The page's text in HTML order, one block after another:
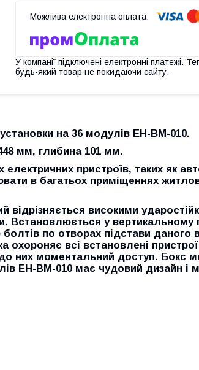
У компанії підключені електронні платежі.
будь-який товар не покидаючи сайту.
на 36 модулів EH-BM-010.
мм, глибина 101 мм.
пристроїв, таких як
в багатьох приміщеннях
високими
Встановлюється у вертикальному
по отворах підстави даного
охороняє всі встановлені
них моментальний доступ. Бокс
EH-BM-010 має чудовий дизайн і